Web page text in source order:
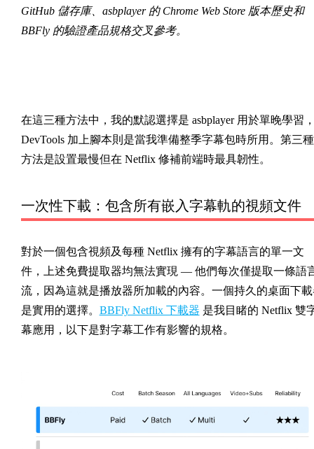
GitHub 儲存庫、asbplayer 的 Chrome Web Store 版本歷史和
BBFly 的驗證產品規格交叉參考。
在這三種方法中，我的默認選擇是 asbplayer 用於單晚學習
DevTools 加上腳本則是當我準備整季字幕包時所用。第三種
方法是設置最慢但在 Netflix 修補前端時最具韌性。
一次性下載：包含所有嵌入字幕軌的視頻文件
對於一個包含視頻及每種 Netflix 擁有的字幕語言的單一文
件，上述免費提取器均無法實現 — 他們每次僅提取一條語
流，因為這就是播放器所加載的內容。一個持久的桌面下
是實用的選擇。 BBFly Netflix 下載器 是我目睹的 Netflix 雙
幕應用，以下是對字幕工作有影響的規格。